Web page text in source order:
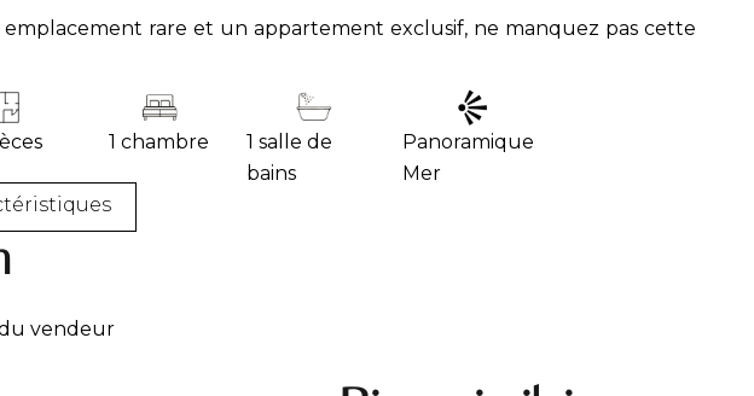
rare et un appartement exclusif, ne manquez pas cette
1 chambre
1 salle de
bains
Panoramique
Mer
du vendeur